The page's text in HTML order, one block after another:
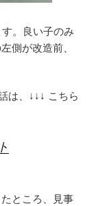
。良い子のみ
側が改造前、
は、↓↓↓ こちら
ところ、見事